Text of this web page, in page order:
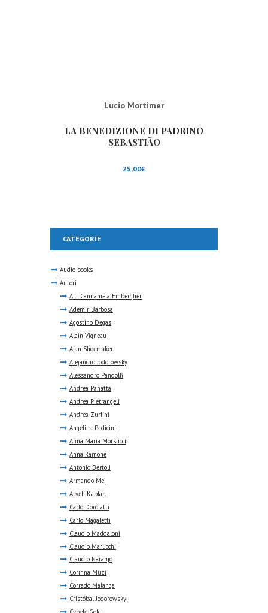
Lucio Mortimer
LA BENEDIZIONE DI PADRINO
SEBASTIÃO
25,00€
CATEGORIE
Audio books
Autori
A.L. Cannamela Embergher
Ademir Barbosa
Agostino Degas
Alain Vigneau
Alan Shoemaker
Alejandro Jodorowsky
Alessandro Pandolfi
Andrea Panatta
Andrea Pietrangeli
Andrea Zurlini
Angelina Pedicini
Anna Maria Morsucci
Anna Ramone
Antonio Bertoli
Armando Mei
Aryeh Kaplan
Carlo Dorofatti
Carlo Magaletti
Claudio Maddaloni
Claudio Marucchi
Claudio Naranjo
Corinna Muzi
Corrado Malanga
Cristóbal Jodorowsky